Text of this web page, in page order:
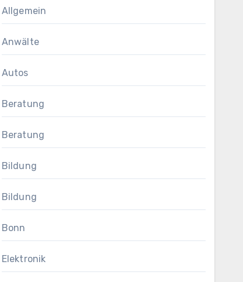
Allgemein
Anwälte
Autos
Beratung
Beratung
Bildung
Bildung
Bonn
Elektronik